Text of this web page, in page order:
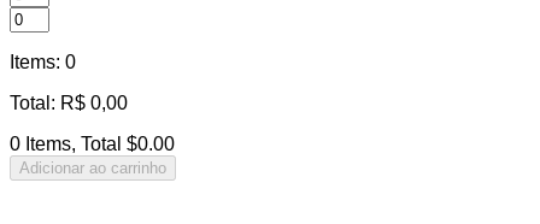
Items: 0
Total : R$ 0,00
0 Items, Total $0.00
Adicionar ao carrinho